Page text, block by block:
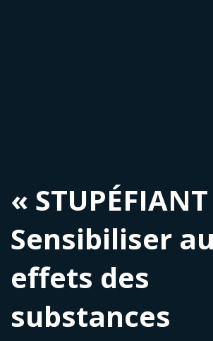
«
Sensibiliser
effets des
substances